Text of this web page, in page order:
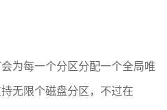
为每一个分区分配一个全局唯
无限个磁盘分区，不过在